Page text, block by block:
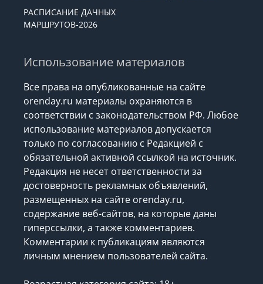
РАСПИСАНИЕ ДАЧНЫХ
МАРШРУТОВ-2026
Использование материалов
Все права на опубликованные на сайте
orenday.ru материалы охраняются в
соответствии с законодательством РФ. Любое
использование материалов допускается
только по согласованию с Редакцией с
обязательной активной ссылкой на источник.
Редакция не несет ответственности за
достоверность рекламных объявлений,
размещенных на сайте orenday.ru,
содержание веб-сайтов, на которые даны
гиперссылки, а также комментариев.
Комментарии к публикациям являются
личным мнением пользователей сайта.